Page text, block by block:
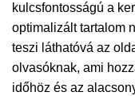
kulcsfontosságú a
optimalizált tartalom
teszi láthatóvá az
olvasóknak, ami
időhöz és az